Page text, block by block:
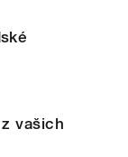
vašich